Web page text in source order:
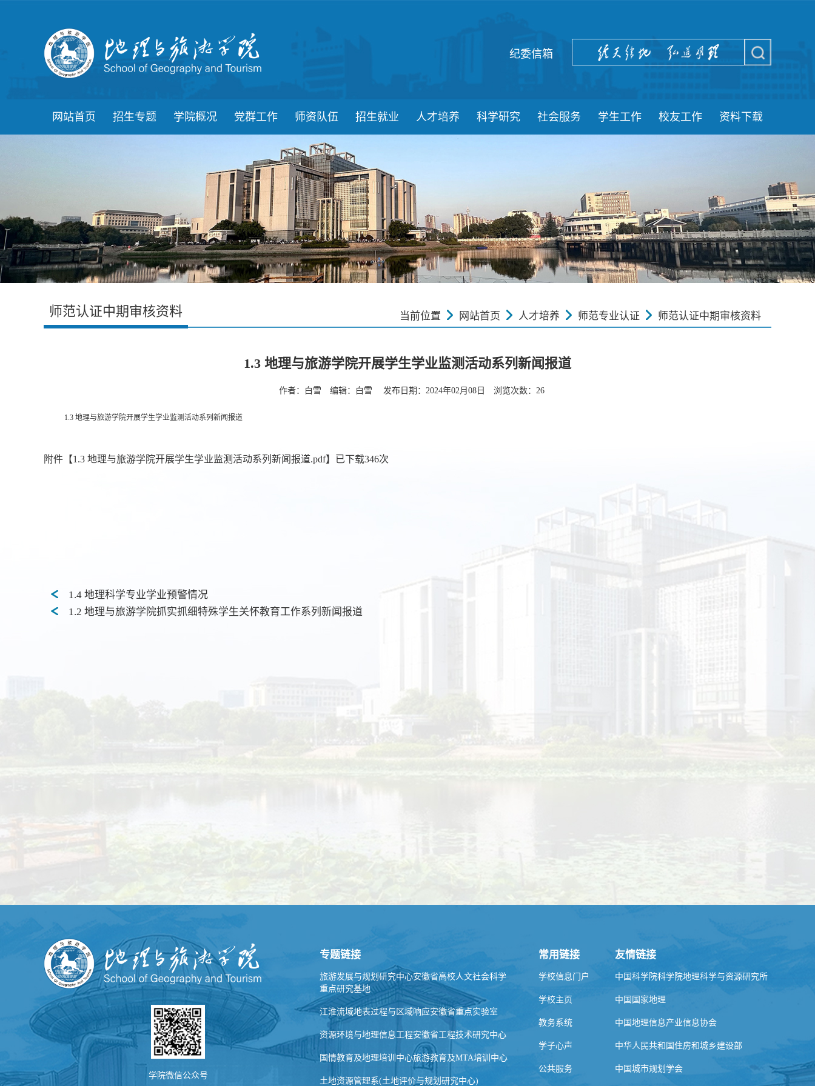
纪委信箱
网站首页 招生专题 学院概况 党群工作 师资队伍 招生就业 人才培养 科学研究 社会服务 学生工作 校友工作 资料下载
师范认证中期审核资料 当前位置 网站首页 人才培养 师范专业认证 师范认证中期审核资料
1.3 地理与旅游学院开展学生学业监测活动系列新闻报道
作者：白雪 编辑：白雪 发布日期：2024年02月08日 浏览次数： 26
1.3 地理与旅游学院开展学生学业监测活动系列新闻报道
附件【1.3 地理与旅游学院开展学生学业监测活动系列新闻报道.pdf】已下载346次
1.4 地理科学专业学业预警情况
1.2 地理与旅游学院抓实抓细特殊学生关怀教育工作系列新闻报道
学院微信公众号
专题链接
旅游发展与规划研究中心安徽省高校人文社会科学
重点研究基地
江淮流域地表过程与区域响应安徽省重点实验室
资源环境与地理信息工程安徽省工程技术研究中心
国情教育及地理培训中心旅游教育及MTA培训中心
土地资源管理系(土地评价与规划研究中心)
常用链接
学校信息门户
学校主页
教务系统
学子心声
公共服务
友情链接
中国科学院科学院地理科学与资源研究所
中国国家地理
中国地理信息产业信息协会
中华人民共和国住房和城乡建设部
中国城市规划学会